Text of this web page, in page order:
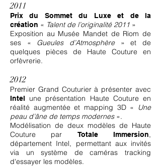
2011
Prix du Sommet du Luxe et de la
création « Talent de l’originalité 2011 »
Exposition au Musée Mandet de Riom de
ses « Gueules d’Atmosphère» et de
quelques pièces de Haute Couture en
orfèvrerie.
2012
Premier Grand Couturier à présenter avec
Intel
une présentation Haute Couture en
réalité augmentée et mapping 3D « Une
peau d’âne de temps modernes».
Modélisation de deux modèles de Haute
Couture par Totale Immersion,
département Intel, permettant aux invités
via un système de caméras tracking
d'essayer les modèles.